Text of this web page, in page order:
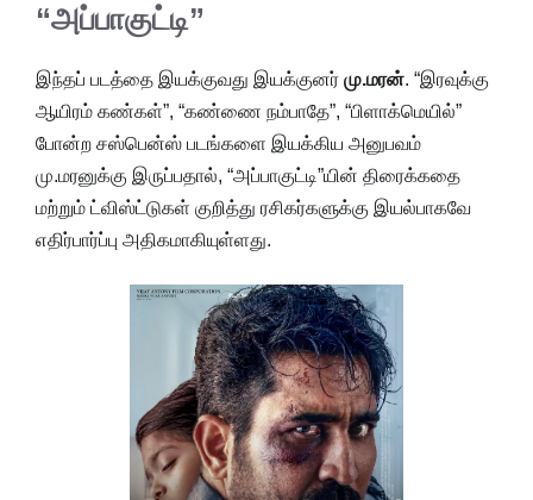
“அப்பாகுட்டி”
இந்தப் படத்தை இயக்குவது இயக்குனர் மு.மரன். “இரவுக்கு
ஆயிரம் கண்கள்”, “கண்ணை நம்பாதே”, “பிளாக்மெயில்”
போன்ற சஸ்பென்ஸ் படங்களை இயக்கிய அனுபவம்
மு.மரனுக்கு இருப்பதால், “அப்பாகுட்டி”யின் திரைக்கதை
மற்றும் ட்விஸ்ட்டுகள் குறித்து ரசிகர்களுக்கு இயல்பாகவே
எதிர்பார்ப்பு அதிகமாகியுள்ளது.